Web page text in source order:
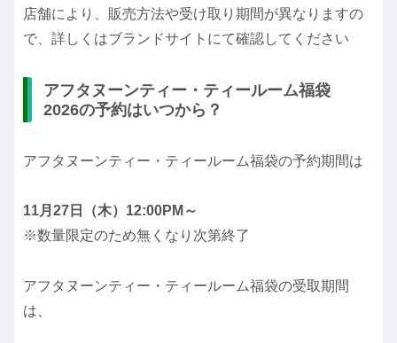
店舗により、販売方法や受け取り期間が異なりますの
で、詳しくはブランドサイトにて確認してください
アフタヌーンティー・ティールーム福袋
2026の予約はいつから？
アフタヌーンティー・ティールーム福袋の予約期間は
11月27日（木）12:00PM～
※数量限定のため無くなり次第終了
アフタヌーンティー・ティールーム福袋の受取期間
は、